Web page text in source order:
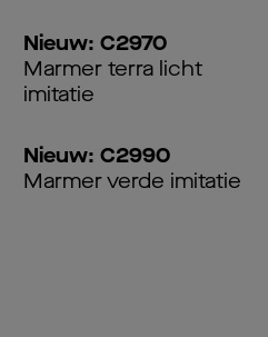
Nieuw: C2970
Marmer terra licht
imitatie
Nieuw: C2990
Marmer verde imitatie